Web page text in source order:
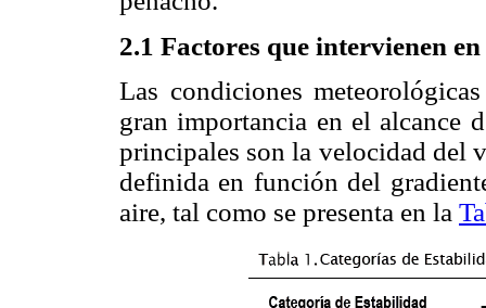
2.1 Factores que intervienen
Las condiciones
gran importancia en el alcance
principales son la velocidad del
definida en función del
aire, tal como se presenta en la